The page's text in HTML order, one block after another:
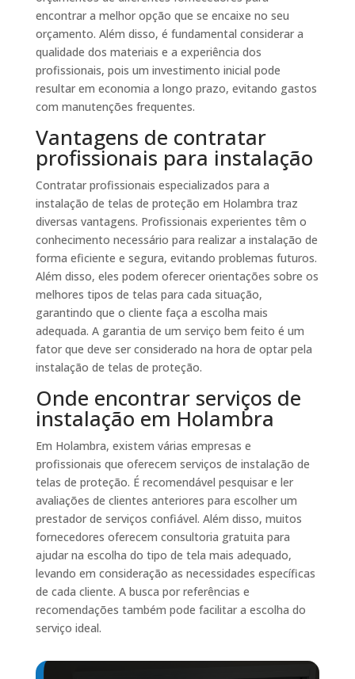
encontrar a melhor opção que se encaixe no seu
orçamento. Além disso, é fundamental considerar a
qualidade dos materiais e a experiência dos
profissionais, pois um investimento inicial pode
resultar em economia a longo prazo, evitando gastos
com manutenções frequentes.
Vantagens de contratar
profissionais para instalação
Contratar profissionais especializados para a
instalação de telas de proteção em Holambra traz
diversas vantagens. Profissionais experientes têm o
conhecimento necessário para realizar a instalação de
forma eficiente e segura, evitando problemas futuros.
Além disso, eles podem oferecer orientações sobre os
melhores tipos de telas para cada situação,
garantindo que o cliente faça a escolha mais
adequada. A garantia de um serviço bem feito é um
fator que deve ser considerado na hora de optar pela
instalação de telas de proteção.
Onde encontrar serviços de
instalação em Holambra
Em Holambra, existem várias empresas e
profissionais que oferecem serviços de instalação de
telas de proteção. É recomendável pesquisar e ler
avaliações de clientes anteriores para escolher um
prestador de serviços confiável. Além disso, muitos
fornecedores oferecem consultoria gratuita para
ajudar na escolha do tipo de tela mais adequado,
levando em consideração as necessidades específicas
de cada cliente. A busca por referências e
recomendações também pode facilitar a escolha do
serviço ideal.